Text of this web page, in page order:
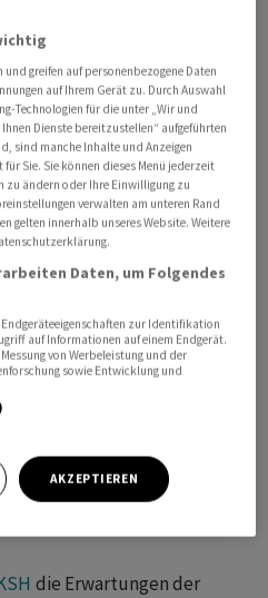
um 0,5 Prozent auf 5,6
Verkäufe und
- erhöhten sich die
die auf
vor allem in Asien
am Dienstag mitteilte.
bei. Durch die starke
kam es allerdings zu
auf 162,6 Millionen Franken.
Millionen ein um 1,1
Steuern.
die Erwartungen der
greifen auf personenbezogene Daten
auf Ihrem Gerät zu. Durch Auswahl
Technologien für die unter „Wir und
Dienste bereitzustellen“ aufgeführten
sind manche Inhalte und Anzeigen
Sie. Sie können dieses Menü jederzeit
zu ändern oder Ihre Einwilligung zu
verwalten am unteren Rand
gelten innerhalb unseres Website. Weitere
Daten, um Folgendes
zur Identifikation
auf Informationen auf einem Endgerät.
von Werbeleistung und der
sowie Entwicklung und
AKZEPTIEREN